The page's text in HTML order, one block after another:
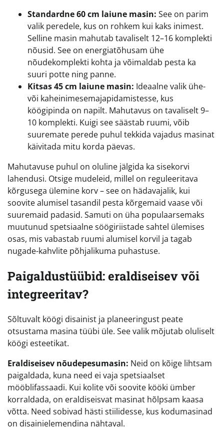
Standardne 60 cm laiune masin: See on parim
valik peredele, kus on rohkem kui kaks inimest.
Selline masin mahutab tavaliselt 12–16 komplekti
nõusid. See on energiatõhusam ühe
nõudekomplekti kohta ja võimaldab pesta ka
suuri potte ning panne.
Kitsas 45 cm laiune masin: Ideaalne valik ühe-
või kaheinimesemajapidamistesse, kus
köögipinda on napilt. Mahutavus on tavaliselt 9–
10 komplekti. Kuigi see säästab ruumi, võib
suuremate perede puhul tekkida vajadus masinat
käivitada mitu korda päevas.
Mahutavuse puhul on oluline jälgida ka sisekorvi
lahendusi. Otsige mudeleid, millel on reguleeritava
kõrgusega ülemine korv – see on hädavajalik, kui
soovite alumisel tasandil pesta kõrgemaid vaase või
suuremaid padasid. Samuti on üha populaarsemaks
muutunud spetsiaalne söögiriistade sahtel ülemises
osas, mis vabastab ruumi alumisel korvil ja tagab
nugade-kahvlite põhjalikuma puhastuse.
Paigaldustüübid: eraldiseisev või
integreeritav?
Sõltuvalt köögi disainist ja planeeringust peate
otsustama masina tüübi üle. See valik mõjutab oluliselt
köögi esteetikat.
Eraldiseisev nõudepesumasin: Neid on kõige lihtsam
paigaldada, kuna need ei vaja spetsiaalset
mööblifassaadi. Kui kolite või soovite kööki ümber
korraldada, on eraldiseisvat masinat hõlpsam kaasa
võtta. Need sobivad hästi stiilidesse, kus kodumasinad
on disainielemendina nähtaval.